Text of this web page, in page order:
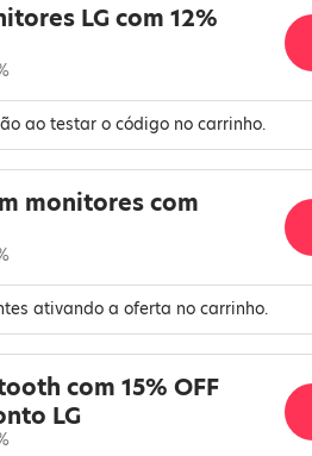
LG com 12%
ao testar o código no carrinho.
monitores com
ativando a oferta no carrinho.
com 15% OFF
LG